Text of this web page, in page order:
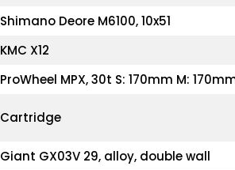
Shimano Deore M6100, 10x51
KMC X12
ProWheel MPX, 30t S: 170mm M:
Cartridge
Giant GX03V 29, alloy, double wall